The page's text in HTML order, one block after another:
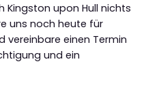
Kingston upon Hull nichts
uns noch heute für
vereinbare einen Termin
und ein